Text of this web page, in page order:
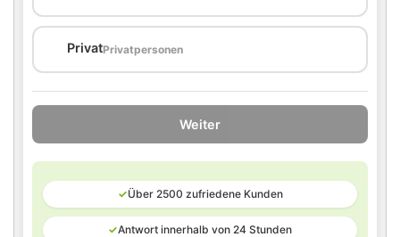
PrivatPrivatpersonen
Weiter
✓Über 2500 zufriedene Kunden
✓Antwort innerhalb von 24 Stunden